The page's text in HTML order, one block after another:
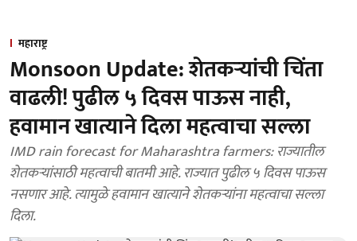
महाराष्ट्र
Monsoon Update: शेतकऱ्यांची चिंता
वाढली! पुढील ५ दिवस पाऊस नाही,
हवामान खात्याने दिला महत्वाचा सल्ला
IMD rain forecast for Maharashtra farmers: राज्यातील
शेतकऱ्यांसाठी महत्वाची बातमी आहे. राज्यात पुढील ५ दिवस पाऊस
नसणार आहे. त्यामुळे हवामान खात्याने शेतकऱ्यांना महत्वाचा सल्ला
दिला.